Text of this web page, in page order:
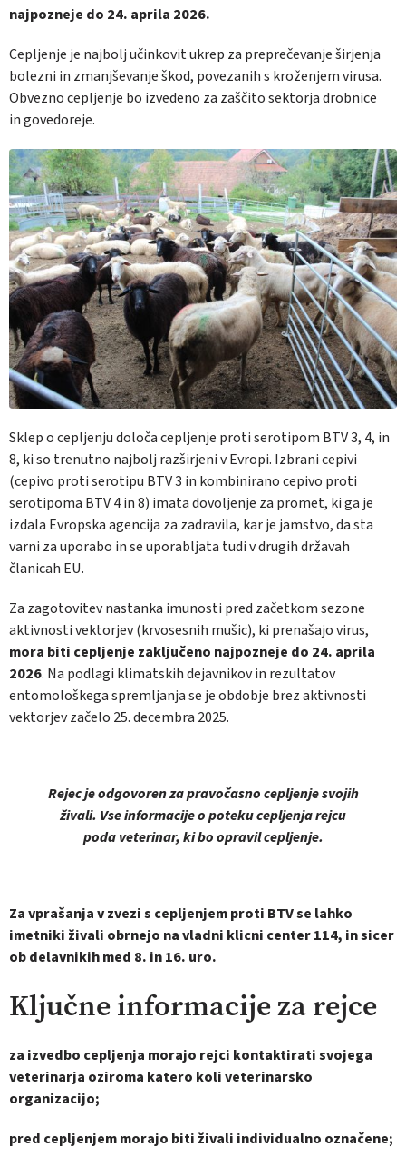
najpozneje do 24. aprila 2026.
Cepljenje je najbolj učinkovit ukrep za preprečevanje širjenja
bolezni in zmanjševanje škod, povezanih s kroženjem virusa.
Obvezno cepljenje bo izvedeno za zaščito sektorja drobnice
in govedoreje.
Sklep o cepljenju določa cepljenje proti serotipom BTV 3, 4, in
8, ki so trenutno najbolj razširjeni v Evropi. Izbrani cepivi
(cepivo proti serotipu BTV 3 in kombinirano cepivo proti
serotipoma BTV 4 in 8) imata dovoljenje za promet, ki ga je
izdala Evropska agencija za zadravila, kar je jamstvo, da sta
varni za uporabo in se uporabljata tudi v drugih državah
članicah EU.
Za zagotovitev nastanka imunosti pred začetkom sezone
aktivnosti vektorjev (krvosesnih mušic), ki prenašajo virus,
mora biti cepljenje zaključeno najpozneje do 24. aprila
2026. Na podlagi klimatskih dejavnikov in rezultatov
entomološkega spremljanja se je obdobje brez aktivnosti
vektorjev začelo 25. decembra 2025.
Rejec je odgovoren za pravočasno cepljenje svojih
živali. Vse informacije o poteku cepljenja rejcu
poda veterinar, ki bo opravil cepljenje.
Za vprašanja v zvezi s cepljenjem proti BTV se lahko
imetniki živali obrnejo na vladni klicni center 114, in sicer
ob delavnikih med 8. in 16. uro.
Ključne informacije za rejce
za izvedbo cepljenja morajo rejci kontaktirati svojega
veterinarja oziroma katero koli veterinarsko
organizacijo;
pred cepljenjem morajo biti živali individualno označene;